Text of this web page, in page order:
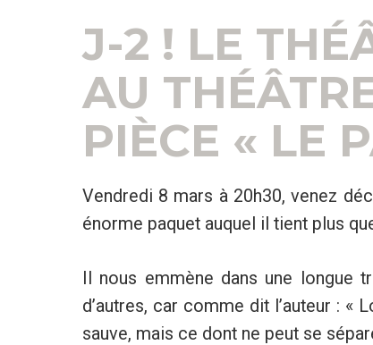
J-2 ! LE
AU
PIÈCE « LE
Vendredi 8 mars à 20h30, venez
énorme paquet auquel il tient plus
Il nous emmène dans une longue
d’autres, car comme dit l’auteur : «
sauve, mais ce dont ne peut se